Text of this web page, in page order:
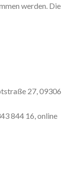
werden. Die
27, 09306
844 16, online